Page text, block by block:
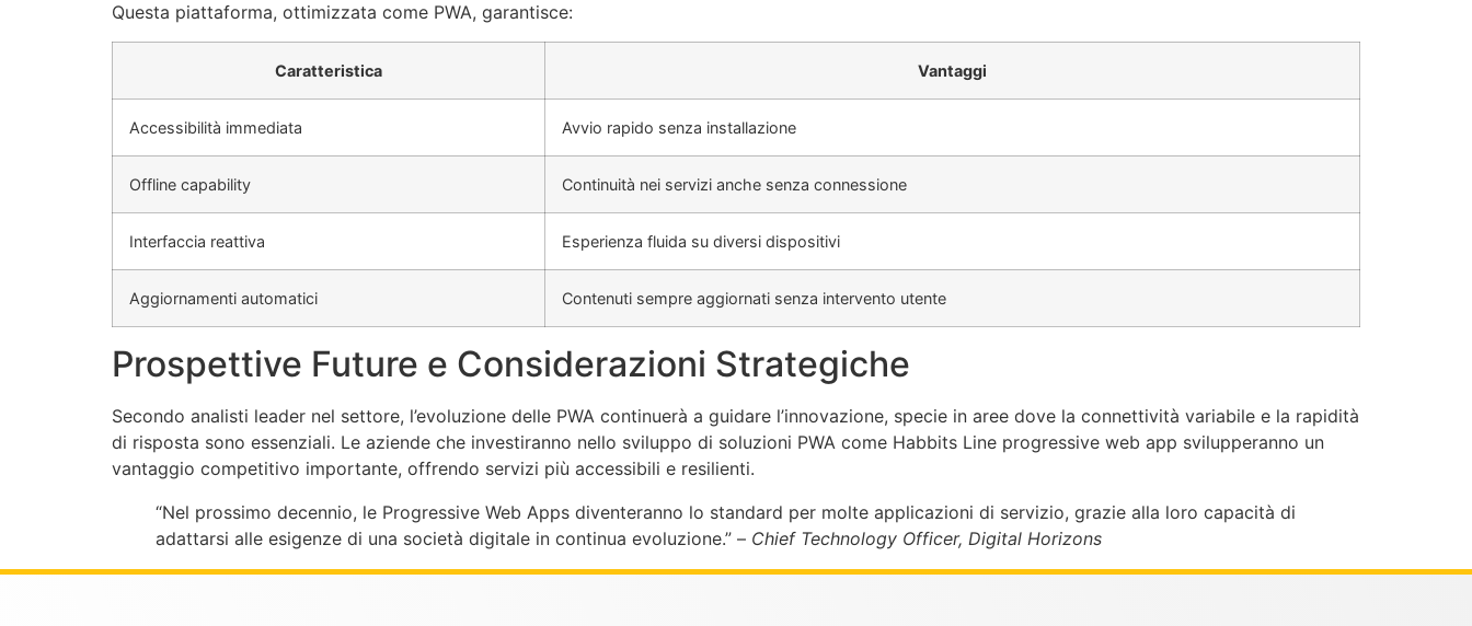
Questa piattaforma, ottimizzata come PWA, garantisce:
Caratteristica Vantaggi
Accessibilità immediata Avvio rapido senza installazione
Offline capability Continuità nei servizi anche senza connessione
Interfaccia reattiva Esperienza fluida su diversi dispositivi
Aggiornamenti automatici Contenuti sempre aggiornati senza intervento utente
Prospettive Future e Considerazioni Strategiche
Secondo analisti leader nel settore, l’evoluzione delle PWA continuerà a guidare l’innovazione, specie in aree dove la connettività variabile e la rapidità
di risposta sono essenziali. Le aziende che investiranno nello sviluppo di soluzioni PWA come Habbits Line progressive web app svilupperanno un
vantaggio competitivo importante, offrendo servizi più accessibili e resilienti.
“Nel prossimo decennio, le Progressive Web Apps diventeranno lo standard per molte applicazioni di servizio, grazie alla loro capacità di
adattarsi alle esigenze di una società digitale in continua evoluzione.” – Chief Technology Officer, Digital Horizons